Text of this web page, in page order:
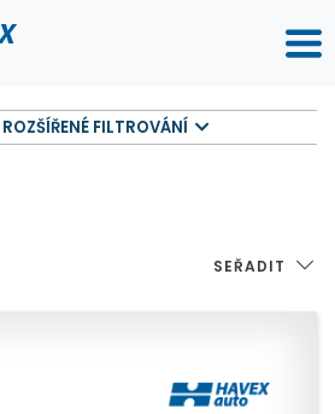
FILTROVÁNÍ
SEŘADIT